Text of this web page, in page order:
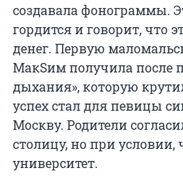
создавала фонограммы.
гордится и говорит, что
денег. Первую
МакSим получила после
дыхания», которую
успех стал для певицы
Москву. Родители
столицу, но при условии,
университет.